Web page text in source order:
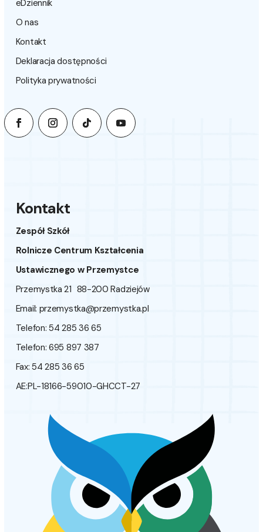
Kontakt
Zespół Szkół
Rolnicze Centrum Kształcenia
Ustawicznego w Przemystce
Przemystka 21 88-200 Radziejów
Email: przemystka@przemystka.pl
Telefon: 54 285 36 65
Telefon: 695 897 387
Fax: 54 285 36 65
AE:PL-18166-59010-GHCCT-27
eDziennik
O nas
Kontakt
Deklaracja dostępności
Polityka prywatności